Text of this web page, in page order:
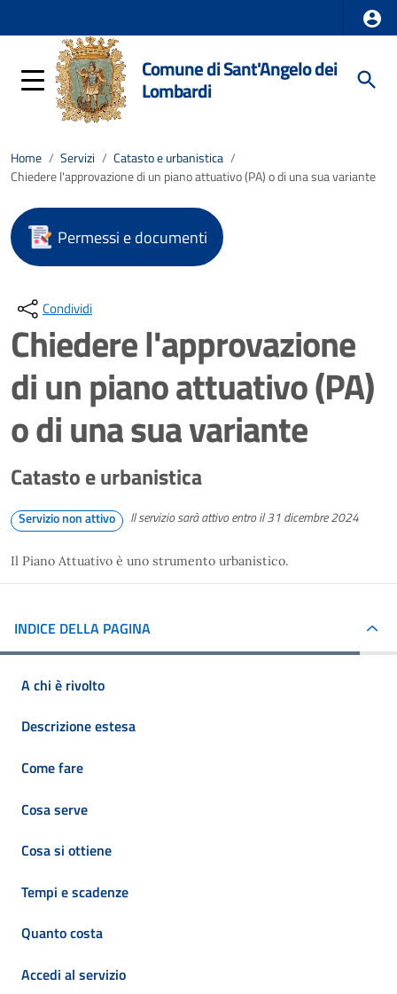
Comune di Sant'Angelo dei
Lombardi
Home / Servizi / Catasto e urbanistica /
Chiedere l'approvazione di un piano attuativo (PA) o di una sua variante
Permessi e documenti
Condividi
Chiedere l'approvazione
di un piano attuativo (PA)
o di una sua variante
Catasto e urbanistica
Servizio non attivo Il servizio sarà attivo entro il 31 dicembre 2024
Il Piano Attuativo è uno strumento urbanistico.
INDICE DELLA PAGINA
A chi è rivolto
Descrizione estesa
Come fare
Cosa serve
Cosa si ottiene
Tempi e scadenze
Quanto costa
Accedi al servizio